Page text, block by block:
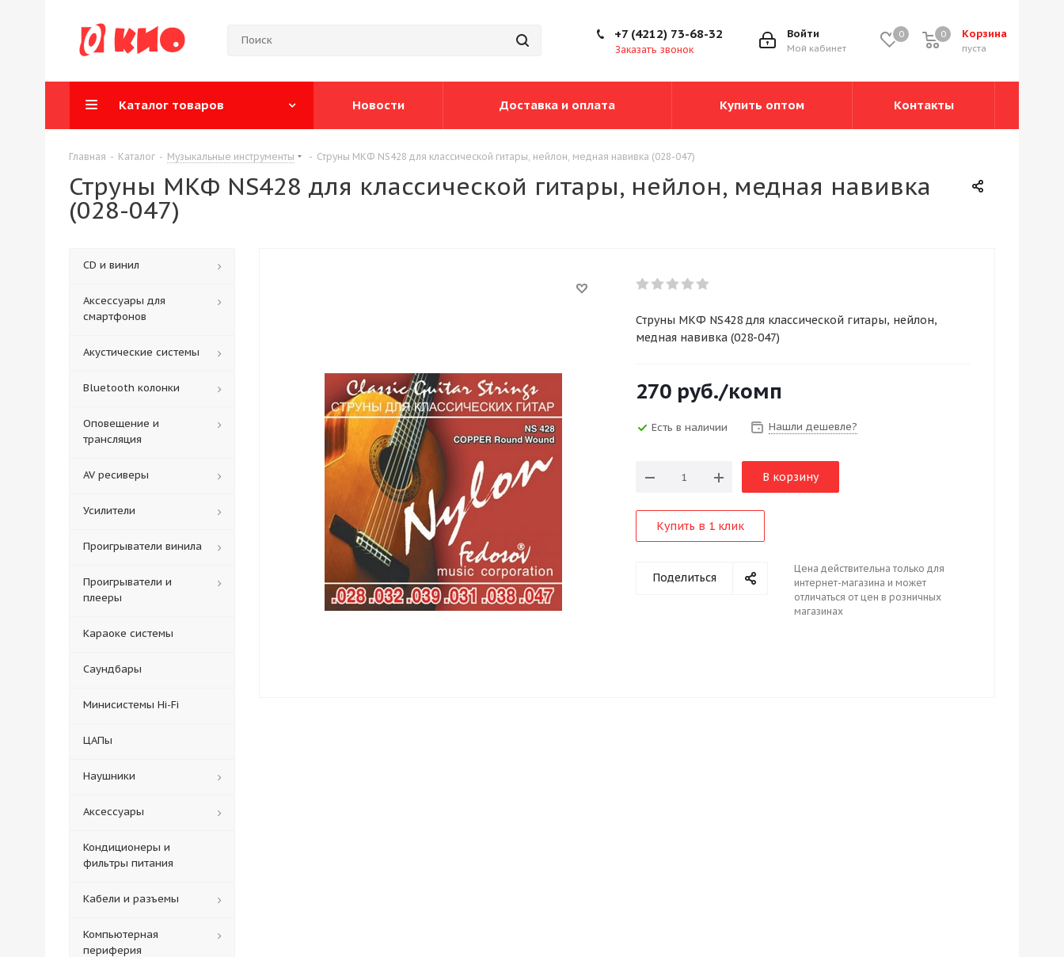
0 Корзина
0
пуста
0
Войти
Мой кабинет
+7 (4212) 73-68-32
Заказать звонок
Каталог товаров Новости Доставка и оплата Купить оптом Контакты
Главная - Каталог - Музыкальные инструменты - Струны МКФ NS428 для классической гитары, нейлон, медная навивка (028-047)
Струны МКФ NS428 для классической гитары, нейлон, медная навивка
(028-047)
Струны МКФ NS428 для классической гитары, нейлон,
медная навивка (028-047)
270 руб./комп
Есть в наличии Нашли дешевле?
В корзину
Купить в 1 клик
Поделиться
Цена действительна только для
интернет-магазина и может
отличаться от цен в розничных
магазинах
CD и винил
Аксессуары для
смартфонов
Акустические системы
Bluetooth колонки
Оповещение и
трансляция
AV ресиверы
Усилители
Проигрыватели винила
Проигрыватели и
плееры
Караоке системы
Саундбары
Минисистемы Hi-Fi
ЦАПы
Наушники
Аксессуары
Кондиционеры и
фильтры питания
Кабели и разъемы
Компьютерная
периферия